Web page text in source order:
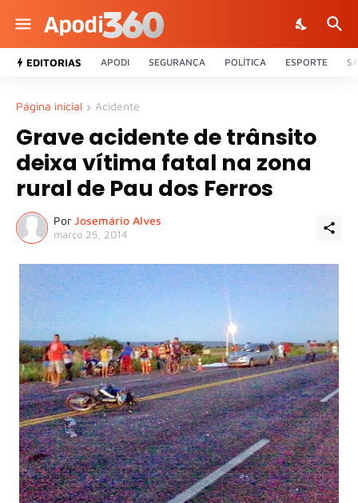
EDITORIAS APODI SEGURANÇA POLÍTICA ESPORTE
Página inicial Acidente
Grave acidente de trânsito
deixa vítima fatal na zona
rural de Pau dos Ferros
Por Josemário Alves
março 25, 2014